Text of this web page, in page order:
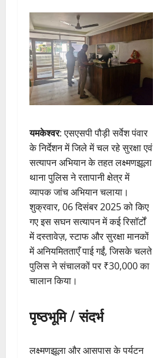
यमकेश्वर: एसएसपी पौड़ी सर्वेश पंवार
के निर्देशन में जिले में चल रहे सुरक्षा एवं
सत्यापन अभियान के तहत लक्ष्मणझूला
थाना पुलिस ने रतापानी क्षेत्र में
व्यापक जांच अभियान चलाया।
शुक्रवार, 06 दिसंबर 2025 को किए
गए इस सघन सत्यापन में कई रिसॉर्टों
में दस्तावेज़, स्टाफ और सुरक्षा मानकों
में अनियमितताएँ पाई गईं, जिसके चलते
पुलिस ने संचालकों पर ₹30,000 का
चालान किया।
पृष्ठभूमि / संदर्भ
लक्ष्मणझूला और आसपास के पर्यटन